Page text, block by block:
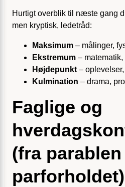
Hurtigt overblik til næste gang
men kryptisk, ledetråd:
Maksimum – målinger,
Ekstremum –
Højdepunkt –
Kulmination – drama,
Faglige og
(fra
parforholdet)